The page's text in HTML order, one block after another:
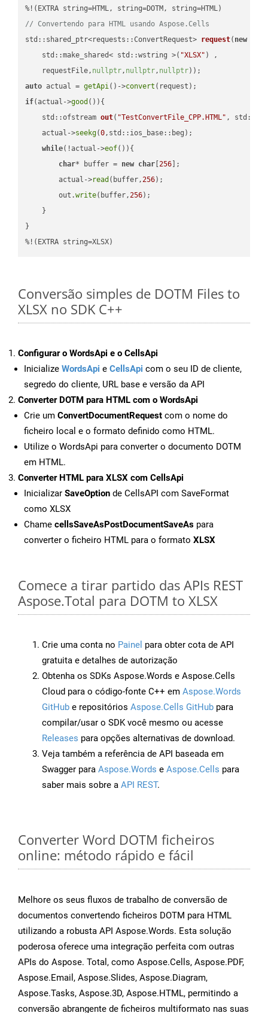
// Convertendo para HTML usando Aspose.Cells
std::shared_ptr<requests::ConvertRequest> request( new
    std::make_shared< std::wstring >(
"XLSX" ) ,
    requestFile,
nullptr, nullptr, nullptr))
auto actual = getApi()->convert
if(actual->good ()){
std::ofstream out( "TestConvertFile_CPP.HTML" ,
    actual->
seekg(0,std::ios_base::beg);
while(!actual->eof()){
char* buffer = new char [256 ];
        actual->
read (buffer,256);
        out.
write(buffer,256);
    }
}
%!(EXTRA string=XLSX)
Conversão simples de DOTM Files to
XLSX no SDK C++
Configurar o WordsApi e o CellsApi
Inicialize WordsApi e CellsApi com o seu ID de cliente,
segredo do cliente, URL base e versão da API
Converter DOTM para HTML com o WordsApi
Crie um ConvertDocumentRequest com o nome do
ficheiro local e o formato definido como HTML.
Utilize o WordsApi para converter o documento DOTM
em HTML.
Converter HTML para XLSX com CellsApi
Inicializar SaveOption de CellsAPI com SaveFormat
como XLSX
Chame cellsSaveAsPostDocumentSaveAs para
converter o ficheiro HTML para o formato XLSX
Comece a tirar partido das APIs REST
Aspose.Total para DOTM to XLSX
Crie uma conta no Painel para obter cota de API
gratuita e detalhes de autorização
Obtenha os SDKs Aspose.Words e Aspose.Cells
Cloud para o código-fonte C++ em Aspose.Words
GitHub e repositórios Aspose.Cells GitHub para
compilar/usar o SDK você mesmo ou acesse
Releases para opções alternativas de download.
Veja também a referência de API baseada em
Swagger para Aspose.Words e Aspose.Cells para
saber mais sobre a API REST.
Converter Word DOTM ficheiros
online: método rápido e fácil
Melhore os seus fluxos de trabalho de conversão de
documentos convertendo ficheiros DOTM para HTML
utilizando a robusta API Aspose.Words. Esta solução
poderosa oferece uma integração perfeita com outras
APIs do Aspose. Total, como Aspose.Cells, Aspose.PDF,
Aspose.Email, Aspose.Slides, Aspose.Diagram,
Aspose.Tasks, Aspose.3D, Aspose.HTML, permitindo a
conversão abrangente de ficheiros multiformato nas suas